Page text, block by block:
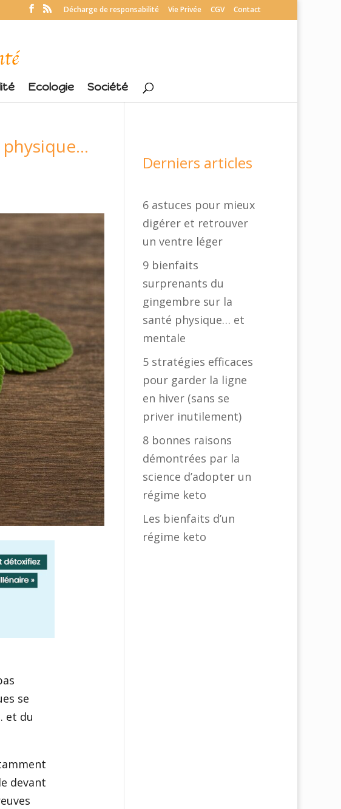
Décharge de responsabilité Vie Privée CGV Contact
Ecologie Société
se
et du
devant
Derniers articles
6 astuces pour mieux
digérer et retrouver
un ventre léger
9 bienfaits
surprenants du
gingembre sur la
santé physique… et
mentale
5 stratégies efficaces
pour garder la ligne
en hiver (sans se
priver inutilement)
8 bonnes raisons
démontrées par la
science d’adopter un
régime keto
Les bienfaits d’un
régime keto